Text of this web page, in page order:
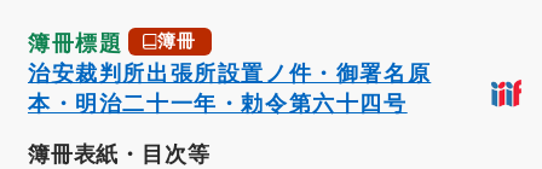
簿冊標題 簿冊
治安裁判所出張所設置ノ件・御署名原
本・明治二十一年・勅令第六十四号
簿冊表紙・目次等